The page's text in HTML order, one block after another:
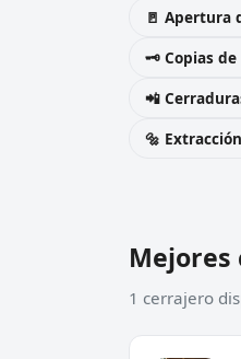
🚪 Apertura
🗝️ Copias de
📲
🔩
Mejores
1 cerrajero